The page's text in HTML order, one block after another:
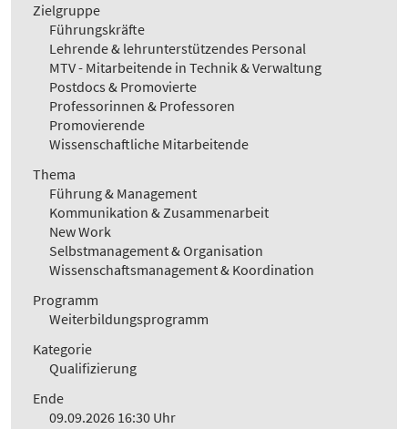
Zielgruppe
Führungskräfte
Lehrende & lehrunterstützendes Personal
MTV - Mitarbeitende in Technik & Verwaltung
Postdocs & Promovierte
Professorinnen & Professoren
Promovierende
Wissenschaftliche Mitarbeitende
Thema
Führung & Management
Kommunikation & Zusammenarbeit
New Work
Selbstmanagement & Organisation
Wissenschaftsmanagement & Koordination
Programm
Weiterbildungsprogramm
Kategorie
Qualifizierung
Ende
09.09.2026 16:30 Uhr